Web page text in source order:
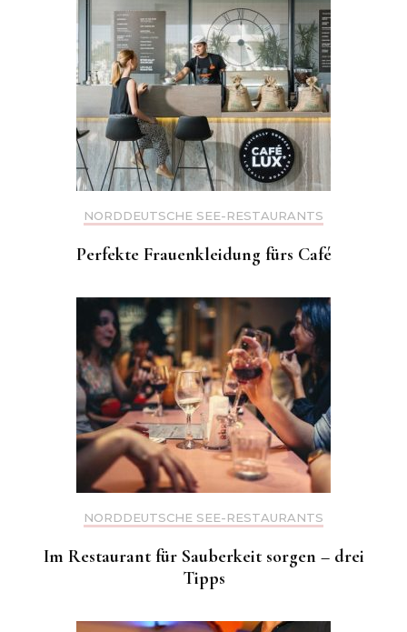
NORDDEUTSCHE SEE-RESTAURANTS
Perfekte Frauenkleidung fürs Café
NORDDEUTSCHE SEE-RESTAURANTS
Im Restaurant für Sauberkeit sorgen – drei
Tipps